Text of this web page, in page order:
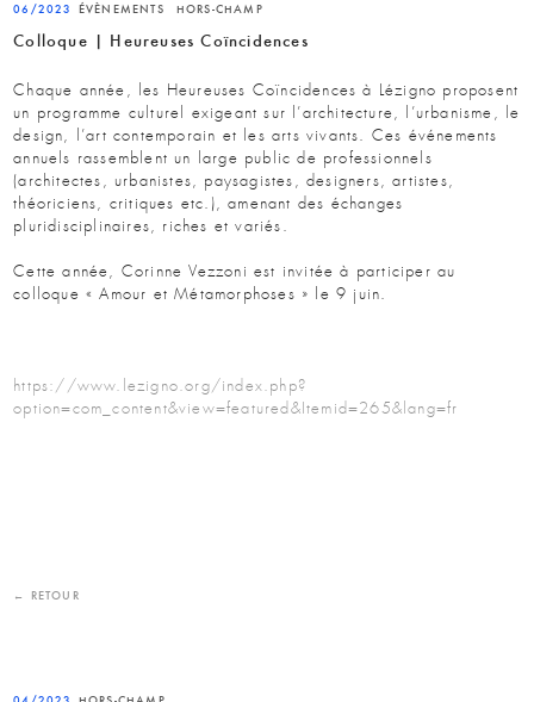
06/2023 ÉVÈNEMENTS HORS-CHAMP
Colloque | Heureuses Coïncidences
Chaque année, les Heureuses Coïncidences à Lézigno proposent
un programme culturel exigeant sur l’architecture, l’urbanisme, le
design, l’art contemporain et les arts vivants. Ces événements
annuels rassemblent un large public de professionnels
(architectes, urbanistes, paysagistes, designers, artistes,
théoriciens, critiques etc.), amenant des échanges
pluridisciplinaires, riches et variés.
Cette année, Corinne Vezzoni est invitée à participer au
colloque « Amour et Métamorphoses » le 9 juin.
https://www.lezigno.org/index.php?
option=com_content&view=featured&Itemid=265&lang=fr
← RETOUR